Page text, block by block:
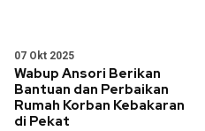
07 Okt 2025
Wabup Ansori Berikan
Bantuan dan Perbaikan
Rumah Korban Kebakaran
di Pekat